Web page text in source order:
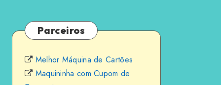
Parceiros
Melhor Máquina de Cartões
Maquininha com Cupom de